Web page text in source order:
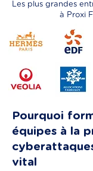
Les plus grandes
à Proxi
Pourquoi
équipes à la
vital